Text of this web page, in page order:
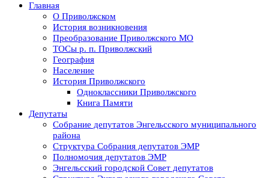
Главная
О Приволжском
История возникновения
Преобразование Приволжского МО
ТОСы р. п. Приволжский
География
Население
История Приволжского
Одноклассники Приволжского
Книга Памяти
Депутаты
Собрание депутатов Энгельсского муниципального
района
Структура Собрания депутатов ЭМР
Полномочия депутатов ЭМР
Энгельсский городской Совет депутатов